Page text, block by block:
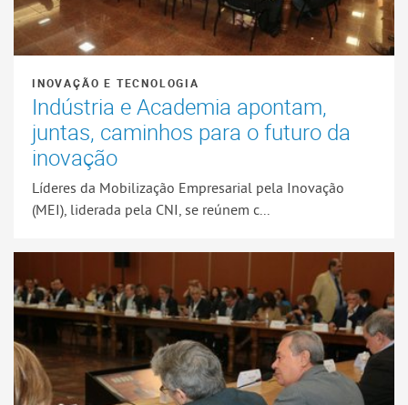
INOVAÇÃO E TECNOLOGIA
Indústria e Academia apontam,
juntas, caminhos para o futuro da
inovação
Líderes da Mobilização Empresarial pela Inovação
(MEI), liderada pela CNI, se reúnem c...